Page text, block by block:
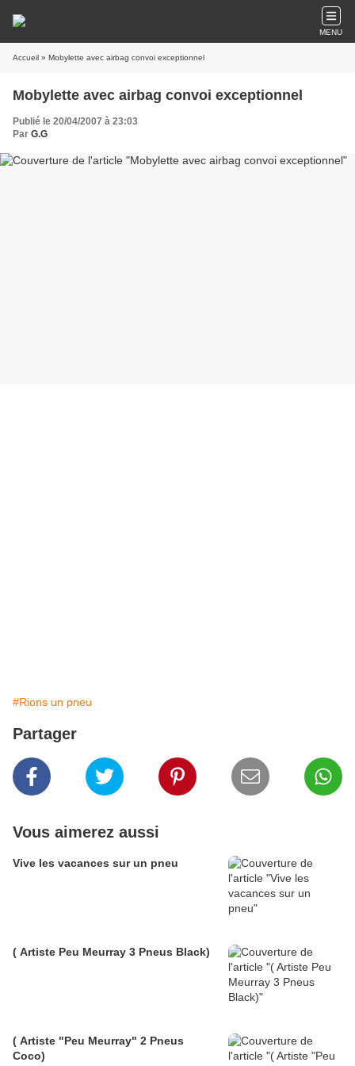
MENU
Accueil » Mobylette avec airbag convoi exceptionnel
Mobylette avec airbag convoi exceptionnel
Publié le 20/04/2007 à 23:03
Par G.G
#Rions un pneu
Partager
Vous aimerez aussi
Vive les vacances sur un pneu
( Artiste Peu Meurray 3 Pneus Black)
( Artiste "Peu Meurray" 2 Pneus
Coco)